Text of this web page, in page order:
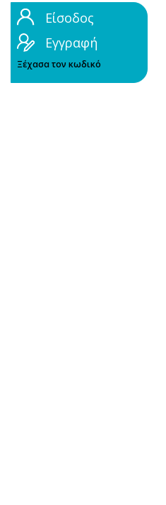
Είσοδος
Εγγραφή
Ξέχασα τον κωδικό